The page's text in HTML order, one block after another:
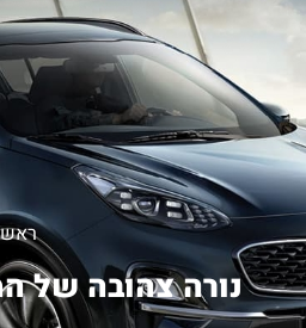
נורה צהובה של